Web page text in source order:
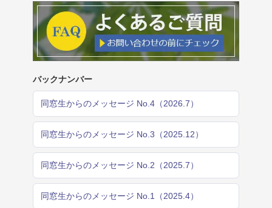
バックナンバー
同窓生からのメッセージ No.4（2026.7）
同窓生からのメッセージ No.3（2025.12）
同窓生からのメッセージ No.2（2025.7）
同窓生からのメッセージ No.1（2025.4）